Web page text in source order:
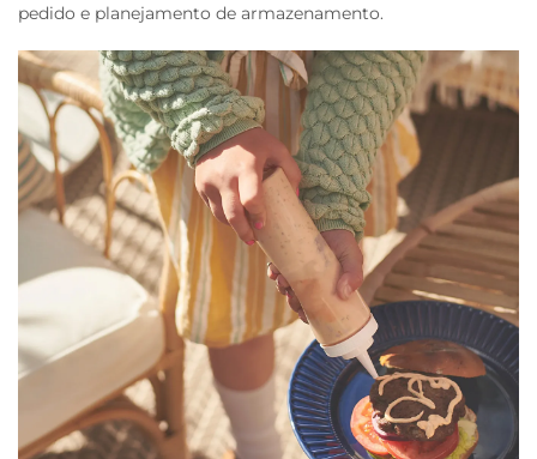
pedido e planejamento de armazenamento.